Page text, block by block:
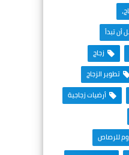
أن تبدأ
زجاج
تطوير الزجاج
أرضيات زجاجية
للرصاص